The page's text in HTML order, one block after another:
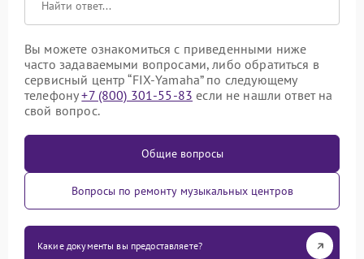
Вы можете ознакомиться с приведенными ниже
часто задаваемыми вопросами, либо обратиться в
сервисный центр “FIX-Yamaha” по следующему
телефону+7 (800) 301-55-83 если не нашли ответ на
свой вопрос.
Общие вопросы
Вопросы по ремонту музыкальных центров
Какие документы вы предоставляете?